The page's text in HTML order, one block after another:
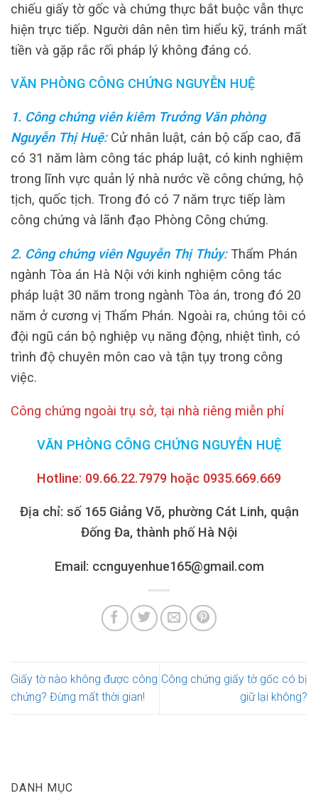
chiếu giấy tờ gốc và chứng thực bắt buộc vẫn thực
hiện trực tiếp. Người dân nên tìm hiểu kỹ, tránh mất
tiền và gặp rắc rối pháp lý không đáng có.
VĂN PHÒNG CÔNG CHỨNG NGUYỄN HUỆ
1. Công chứng viên kiêm Trưởng Văn phòng
Nguyễn Thị Huệ: Cử nhân luật, cán bộ cấp cao, đã
có 31 năm làm công tác pháp luật, có kinh nghiệm
trong lĩnh vực quản lý nhà nước về công chứng, hộ
tịch, quốc tịch. Trong đó có 7 năm trực tiếp làm
công chứng và lãnh đạo Phòng Công chứng.
2. Công chứng viên Nguyễn Thị Thủy:Thẩm Phán
ngành Tòa án Hà Nội với kinh nghiệm công tác
pháp luật 30 năm trong ngành Tòa án, trong đó 20
năm ở cương vị Thẩm Phán. Ngoài ra, chúng tôi có
đội ngũ cán bộ nghiệp vụ năng động, nhiệt tình, có
trình độ chuyên môn cao và tận tụy trong công
việc.
Công chứng ngoài trụ sở, tại nhà riêng miễn phí
VĂN PHÒNG CÔNG CHỨNG NGUYỄN HUỆ
Hotline: 09.66.22.7979 hoặc 0935.669.669
Địa chỉ: số 165 Giảng Võ, phường Cát Linh, quận
Đống Đa, thành phố Hà Nội
Email: ccnguyenhue165@gmail.com
Giấy tờ nào không được công
chứng? Đừng mất thời gian!
Công chứng giấy tờ gốc có bị
giữ lại không?
DANH MỤC